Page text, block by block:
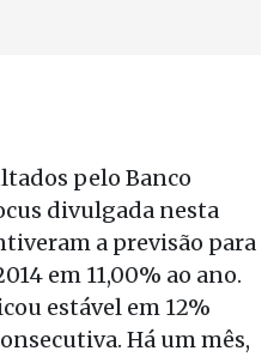
pelo Banco
divulgada nesta
a previsão para
em 11,00% ao ano.
estável em 12%
Há um mês,